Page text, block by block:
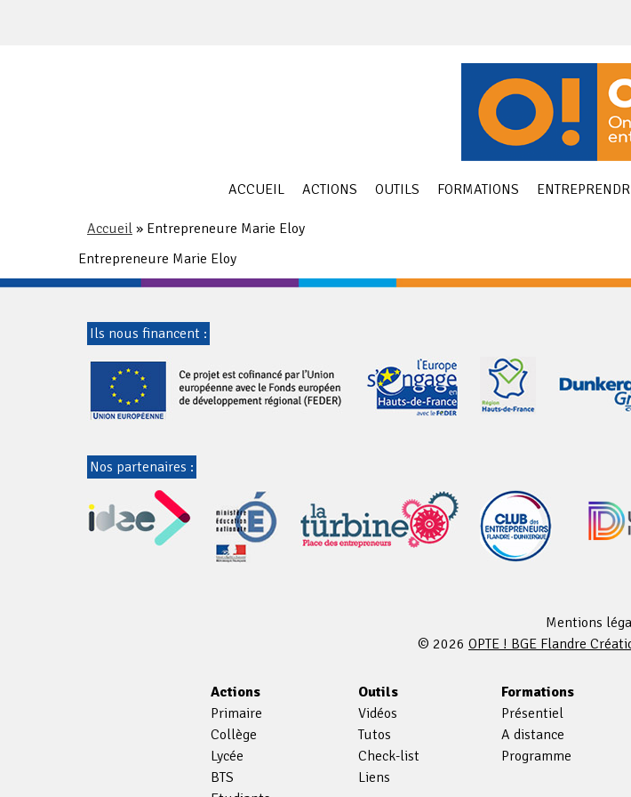
ACCUEIL ACTIONS OUTILS FORMATIONS
Accueil » Entrepreneure Marie Eloy
Entrepreneure Marie Eloy
Ils nous financent :
Nos partenaires :
Mentions
© 2026 OPTE ! BGE Flandre
Actions
Primaire
Collège
Lycée
BTS
Outils
Vidéos
Tutos
Check-list
Liens
Formations
Présentiel
A distance
Programme